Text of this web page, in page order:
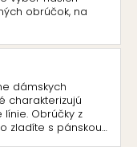
obrúčok, na
dámskych
charakterizujú
Obrúčky z
zladíte s pánskou